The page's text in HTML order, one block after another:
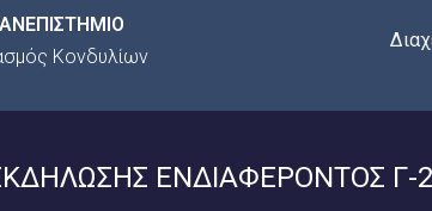
Κονδυλίων
ΕΝΔΙΑΦΕΡΟΝΤΟΣ Γ-